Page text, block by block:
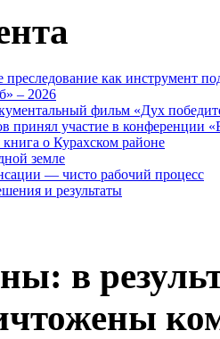
преследование как инструмент
– 2026
фильм «Дух
принял участие в конференции
о Курахском районе
земле
— чисто рабочий процесс
и результаты
в